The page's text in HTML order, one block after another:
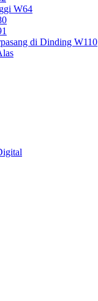
W64
di Dinding W110